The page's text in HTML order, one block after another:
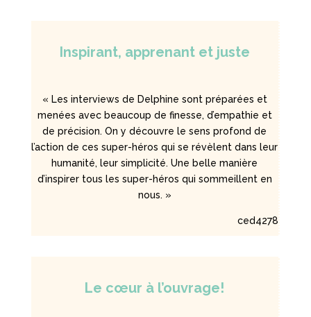
Inspirant, apprenant et juste
« Les interviews de Delphine sont préparées et
menées avec beaucoup de finesse, d’empathie et
de précision. On y découvre le sens profond de
l’action de ces super-héros qui se révèlent dans leur
humanité, leur simplicité. Une belle manière
d’inspirer tous les super-héros qui sommeillent en
nous. »
ced4278
Le cœur à l’ouvrage!